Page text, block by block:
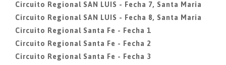
Circuito Regional SAN LUIS - Fecha 7, Santa Maria
Circuito Regional SAN LUIS - Fecha 8, Santa Maria
Circuito Regional Santa Fe - Fecha 1
Circuito Regional Santa Fe - Fecha 2
Circuito Regional Santa Fe - Fecha 3